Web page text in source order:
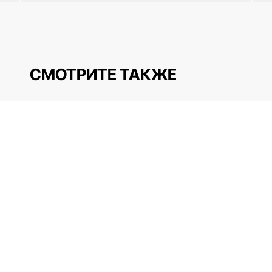
СМОТРИТЕ ТАКЖЕ